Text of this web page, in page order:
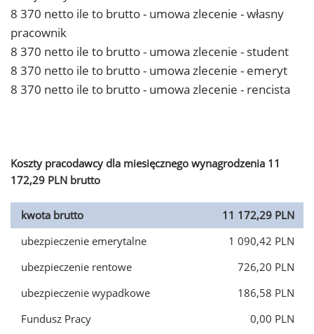
8 370 netto ile to brutto - umowa zlecenie - własny
pracownik
8 370 netto ile to brutto - umowa zlecenie - student
8 370 netto ile to brutto - umowa zlecenie - emeryt
8 370 netto ile to brutto - umowa zlecenie - rencista
Koszty pracodawcy dla miesięcznego wynagrodzenia 11
172,29 PLN brutto
kwota brutto
11 172,29 PLN
ubezpieczenie emerytalne
1 090,42 PLN
ubezpieczenie rentowe
726,20 PLN
ubezpieczenie wypadkowe
186,58 PLN
Fundusz Pracy
0,00 PLN